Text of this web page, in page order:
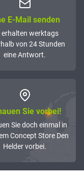
E-Mail senden
erhalten werktags
von 24 Stunden
eine Antwort.
Sie vorbei!
Sie doch einmal in
Concept Store Den
Helder vorbei.